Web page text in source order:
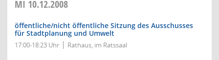
MI 10.12.2008
öffentliche/nicht öffentliche Sitzung des Ausschusses
für Stadtplanung und Umwelt
17:00-18:23 Uhr Rathaus, im Ratssaal